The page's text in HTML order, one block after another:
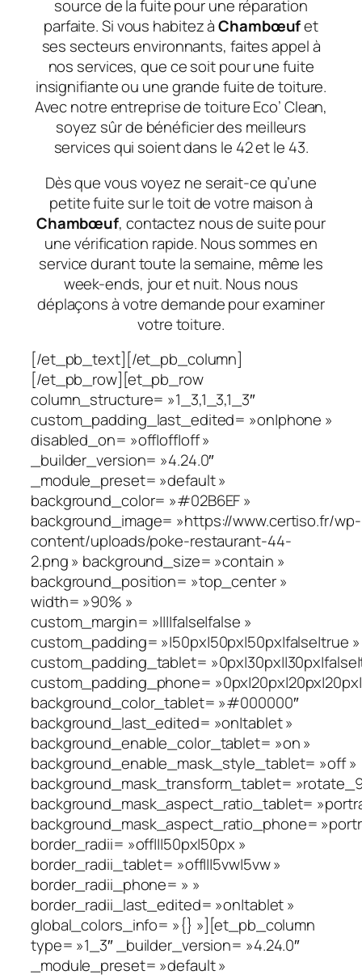
source de la fuite pour une réparation
parfaite. Si vous habitez àChambœufet
ses secteurs environnants, faites appel à
nos services, que ce soit pour une fuite
insignifiante ou une grande fuite de toiture.
Avec notre entreprise de toiture Eco’ Clean,
soyez sûr de bénéficier des meilleurs
services qui soient dans le 42 et le 43.
Dès que vous voyez ne serait-ce qu’une
petite fuite sur le toit de votre maison à
Chambœuf, contactez nous de suite pour
une vérification rapide. Nous sommes en
service durant toute la semaine, même les
week-ends, jour et nuit. Nous nous
déplaçons à votre demande pour examiner
votre toiture.
[/et_pb_text][/et_pb_column]
[/et_pb_row][et_pb_row
column_structure= »1_3,1_3,1_3″
custom_padding_last_edited= »on|phone »
disabled_on= »off|off|off »
_builder_version= »4.24.0″
_module_preset= »default »
background_color= »#02B6EF »
background_image= »https://www.certiso.fr/wp-
content/uploads/poke-restaurant-44-
2.png » background_size= »contain »
background_position= »top_center »
width= »90% »
custom_margin= »||||false|false »
custom_padding= »|50px|50px|50px|false|true »
custom_padding_tablet=
custom_padding_phone=
background_color_tablet= »#000000″
background_last_edited= »on|tablet »
background_enable_color_tablet= »on »
background_enable_mask_style_tablet= »off »
background_mask_transform_tablet=
background_mask_aspect_ratio_tablet=
background_mask_aspect_ratio_phone=
border_radii= »off|||50px|50px »
border_radii_tablet= »off|||5vw|5vw »
border_radii_phone= » »
border_radii_last_edited= »on|tablet »
global_colors_info= »{} »][et_pb_column
type= »1_3″ _builder_version= »4.24.0″
_module_preset= »default »